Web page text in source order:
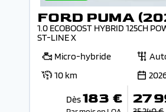
FORD PUMA
1.0 ECOBOOST HYBRID 125CH
ST-LINE X
Micro-hybride
10 km
Dès183 € 27